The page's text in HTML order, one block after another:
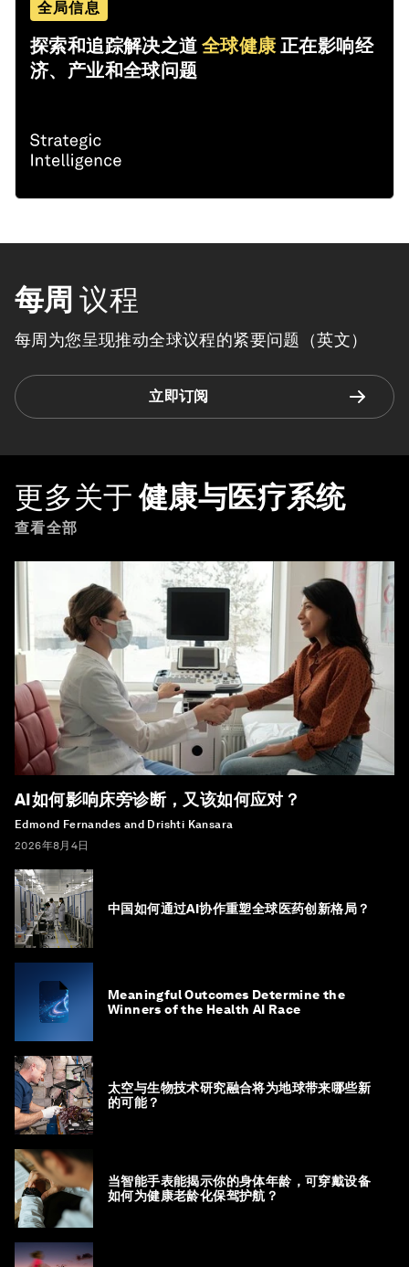
全局信息
探索和追踪解决之道全球健康正在影响经
济、产业和全球问题
每周 议程
每周为您呈现推动全球议程的紧要问题（英文）
立即订阅
更多关于 健康与医疗系统
查看全部
AI如何影响床旁诊断，又该如何应对？
Edmond Fernandes and Drishti Kansara
2026年8月4日
中国如何通过AI协作重塑全球医药创新格局？
Meaningful Outcomes Determine the
Winners of the Health AI Race
太空与生物技术研究融合将为地球带来哪些新
的可能？
当智能手表能揭示你的身体年龄，可穿戴设备
如何为健康老龄化保驾护航？